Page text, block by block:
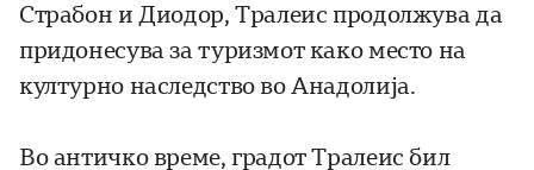
Страбон и Диодор, Тралеис продолжува да
придонесува за туризмот како место на
културно наследство во Анадолија.
Во античко време, градот Тралеис бил